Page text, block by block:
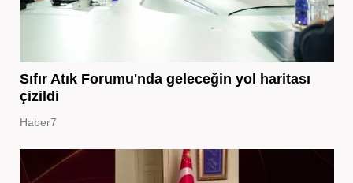
Sıfır Atık Forumu'nda geleceğin yol haritası
çizildi
Haber7